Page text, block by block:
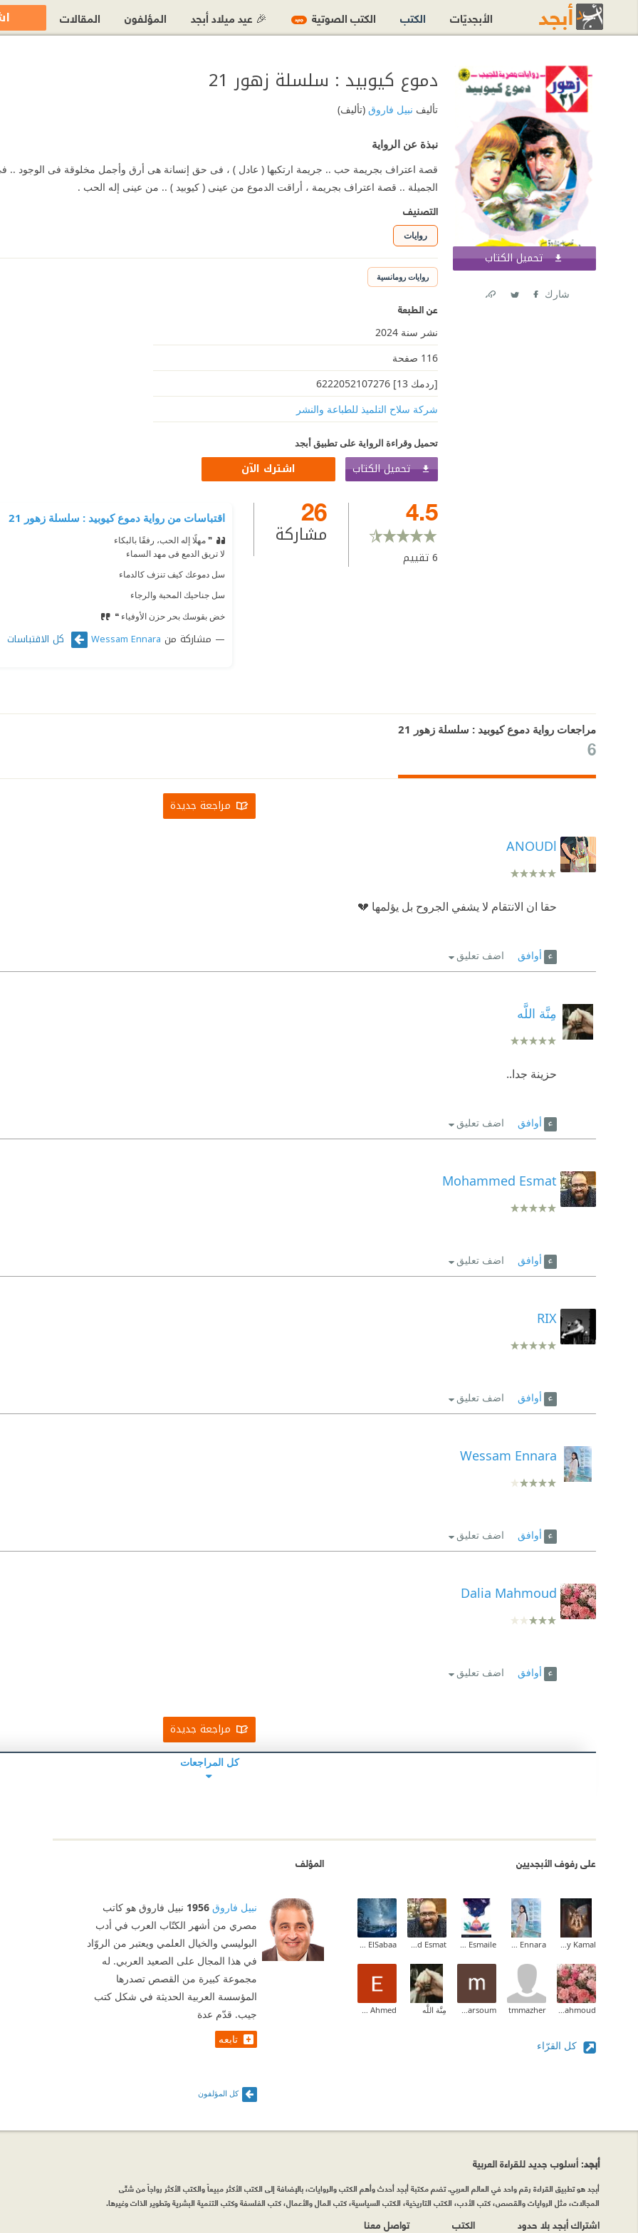
تحميل الكتاب اشترك الآن
شارك
دموع كيوبيد : سلسلة زهور 21
تأليف نبيل فاروق(تأليف)
نبذة عن الرواية
قصة اعتراف بجريمة حب .. جريمة ارتكبها ( عادل ) ، فى حق إنسانة هى أرق وأجمل مخلوقة فى الوجود .. فى
الجميلة .. قصة اعتراف بجريمة ، أراقت الدموع من عينى ( كيوبيد ) .. من عينى إله الحب .
التصنيف
روايات
روايات رومانسية
عن الطبعة
نشر سنة 2024
116 صفحة
[ردمك 13] 6222052107276
شركة سلاح التلميذ للطباعة والنشر
تحميل وقراءة الرواية على تطبيق أبجد
تحميل الكتاب اشترك الآن
4.5
6تقييم
26
مشاركة
اقتباسات من رواية دموع كيوبيد : سلسلة زهور 21
❞ مهلًا إله الحب، رفقًا بالبكاء
⁠‫لا تريق الدمع فى مهد السماء
⁠‫سل دموعك كيف تنزف كالدماء
⁠‫سل جناحيك المحبة والرجاء
⁠‫خض بقوسك بحر حزن الأوفياء ❝
مشاركة من Wessam Ennara كل الاقتباسات
مراجعات رواية دموع كيوبيد : سلسلة زهور 21
6
مراجعة جديدة
ANOUDl
حقا ان الانتقام لا يشفي الجروح بل يؤلمها 💔
أوافق اضف تعليق
مِنَّة اللَّه
حزينة جدا..
أوافق اضف تعليق
Mohammed Esmat
أوافق اضف تعليق
RIX
أوافق اضف تعليق
Wessam Ennara
أوافق اضف تعليق
Dalia Mahmoud
أوافق اضف تعليق
مراجعة جديدة
كل المراجعات
على رفوف الأبجديين
Amany Kamal
Wessam Ennara
Zahraa Esmaile
Mohammed Esmat
Maaly Sherif ElSabaa
Dalia Mahmoud
tmmazher
mariane barsoum مِنَّة اللَّه Eman Ahmed
كل القرّاء
المؤلف
نبيل فاروق 1956 نبيل فاروق هو كاتب
مصري من أشهر الكتّاب العرب في أدب
البوليسي والخيال العلمي ويعتبر من الروّاد
في هذا المجال على الصعيد العربي. له
مجموعة كبيرة من القصص تصدرها
المؤسسة العربية الحديثة في شكل كتب
جيب. قدّم عدة
تابعه
كل المؤلفون
الأبجديّات الكتب الكتب الصوتية جديد 🎉 عيد ميلاد أبجد المؤلفون المقالات
أبجد: أسلوب جديد للقراءة العربية
أبجد هو تطبيق القراءة رقم واحد في العالم العربي. تضم مكتبة أبجد أحدث وأهم الكتب والروايات، بالإضافة إلى الكتب الأكثر مبيعاً والكتب الأكثر رواجاً من شتّى
المجالات، مثل الروايات والقصص، كتب الأدب، الكتب التاريخية، الكتب السياسية، كتب المال والأعمال، كتب الفلسفة وكتب التنمية البشرية وتطوير الذات وغيرها.
اشتراك أبجد بلا حدود الكتب تواصل معنا